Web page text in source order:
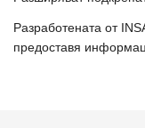
Разработената от
предоставя